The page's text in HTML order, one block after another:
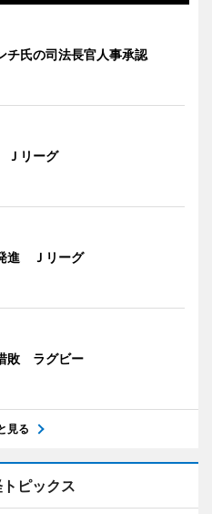
チ氏の司法長官人事承認
Ｊリーグ
進 Ｊリーグ
敗 ラグビー
見る
ピックス